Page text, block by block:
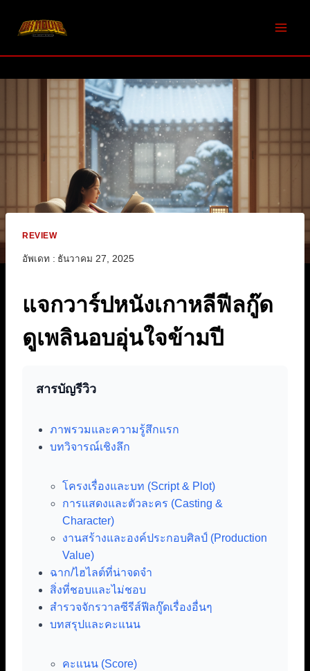
REVIEW
อัพเดท : ธันวาคม 27, 2025
แจกวาร์ปหนังเกาหลีฟีลกู๊ด
ดูเพลินอบอุ่นใจข้ามปี
สารบัญรีวิว
ภาพรวมและความรู้สึกแรก
บทวิจารณ์เชิงลึก
โครงเรื่องและบท (Script & Plot)
การแสดงและตัวละคร (Casting &
Character)
งานสร้างและองค์ประกอบศิลป์ (Production
Value)
ฉาก/ไฮไลต์ที่น่าจดจำ
สิ่งที่ชอบและไม่ชอบ
สำรวจจักรวาลซีรีส์ฟีลกู๊ดเรื่องอื่นๆ
บทสรุปและคะแนน
คะแนน (Score)